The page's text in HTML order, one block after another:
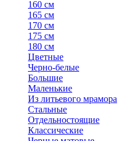
160 см
165 см
170 см
175 см
180 см
Цветные
Черно-белые
Большие
Маленькие
Из литьевого мрамора
Стальные
Отдельностоящие
Классические